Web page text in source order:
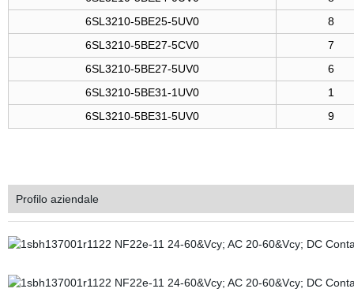
6SL3210-5BE25-5UV0
8
6SL3210-5BE27-5CV0
7
6SL3210-5BE27-5UV0
6
6SL3210-5BE31-1UV0
1
6SL3210-5BE31-5UV0
9
Profilo aziendale